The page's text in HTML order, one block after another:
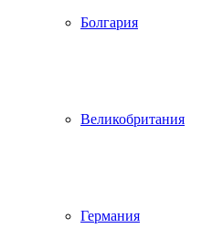
Болгария
Великобритания
Германия